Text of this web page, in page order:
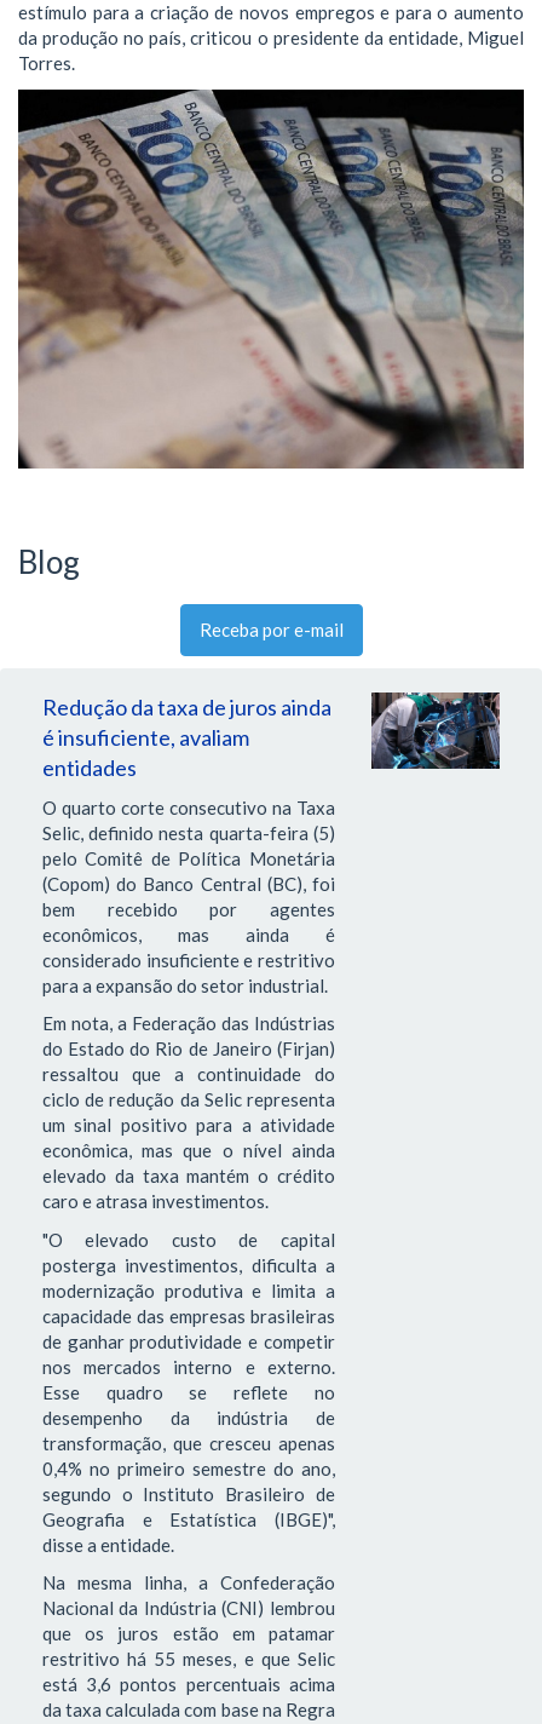
estímulo para a criação de novos empregos e para o aumento
da produção no país, criticou o presidente da entidade, Miguel
Torres.
Blog
Receba por e-mail
Redução da taxa de juros ainda
é insuficiente, avaliam
entidades
O quarto corte consecutivo na Taxa
Selic, definido nesta quarta-feira (5)
pelo Comitê de Política Monetária
(Copom) do Banco Central (BC), foi
bem recebido por agentes
econômicos, mas ainda é
considerado insuficiente e restritivo
para a expansão do setor industrial.
Em nota, a Federação das Indústrias
do Estado do Rio de Janeiro (Firjan)
ressaltou que a continuidade do
ciclo de redução da Selic representa
um sinal positivo para a atividade
econômica, mas que o nível ainda
elevado da taxa mantém o crédito
caro e atrasa investimentos.
"O elevado custo de capital
posterga investimentos, dificulta a
modernização produtiva e limita a
capacidade das empresas brasileiras
de ganhar produtividade e competir
nos mercados interno e externo.
Esse quadro se reflete no
desempenho da indústria de
transformação, que cresceu apenas
0,4% no primeiro semestre do ano,
segundo o Instituto Brasileiro de
Geografia e Estatística (IBGE)",
disse a entidade.
Na mesma linha, a Confederação
Nacional da Indústria (CNI) lembrou
que os juros estão em patamar
restritivo há 55 meses, e que Selic
está 3,6 pontos percentuais acima
da taxa calculada com base na Regra